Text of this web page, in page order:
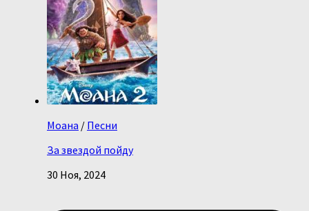
Моана / Песни
За звездой пойду
30 Ноя, 2024